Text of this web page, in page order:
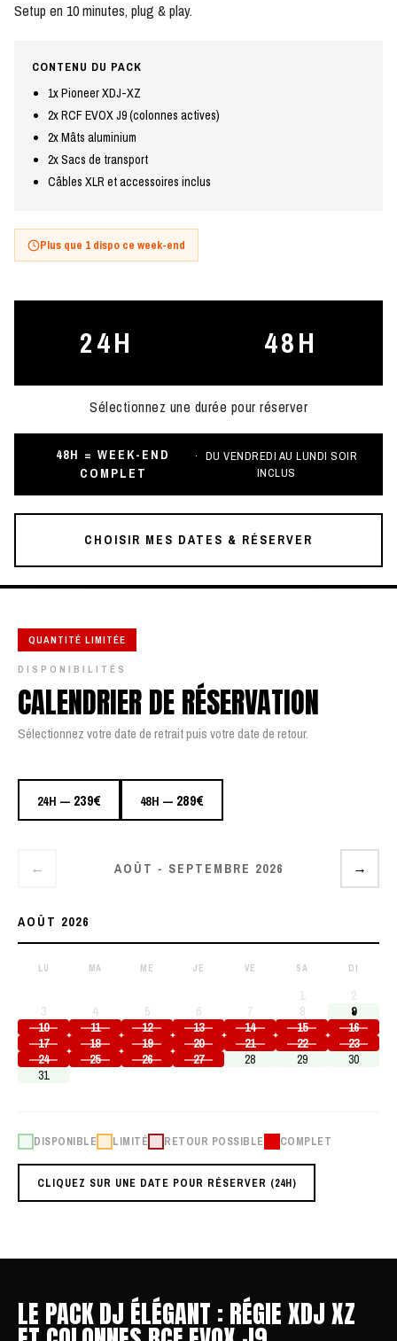
Setup en 10 minutes, plug & play.
CONTENU DU PACK
1x Pioneer XDJ-XZ
2x RCF EVOX J9 (colonnes actives)
2x Mâts aluminium
2x Sacs de transport
Câbles XLR et accessoires inclus
Plus que 1 dispo ce week-end
24H 48H
Sélectionnez une durée pour réserver
48H = WEEK-END
COMPLET
DU VENDREDI AU LUNDI SOIR
INCLUS
CHOISIR MES DATES & RÉSERVER
QUANTITÉ LIMITÉE
DISPONIBILITÉS
CALENDRIER DE RÉSERVATION
Sélectionnez votre date de retrait puis votre date de retour.
24H — 239€ 48H — 289€
← AOÛT - SEPTEMBRE 2026 →
AOÛT 2026
LU MA ME JE VE SA DI
1
2
3
4 5 6 7 8
9
10
11 12 13 14 15
16
17
18 19 20 21 22
23
24
25 26 27 28 29
30
31
DISPONIBLE LIMITÉ RETOUR POSSIBLE COMPLET
CLIQUEZ SUR UNE DATE POUR RÉSERVER (24H)
LE PACK DJ ÉLÉGANT : RÉGIE XDJ XZ